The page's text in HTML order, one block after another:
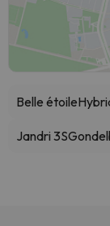
Belle étoile
Jandri 3S